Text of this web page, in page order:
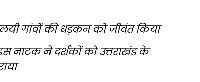
गांवों की धड़कन को जीवंत किया
नाटक ने दर्शकों को उत्तराखंड के